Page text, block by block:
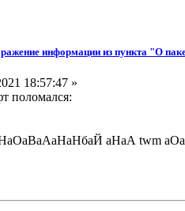
информации из пункта "О
18:57:47 »
поломался:
аНаА twm